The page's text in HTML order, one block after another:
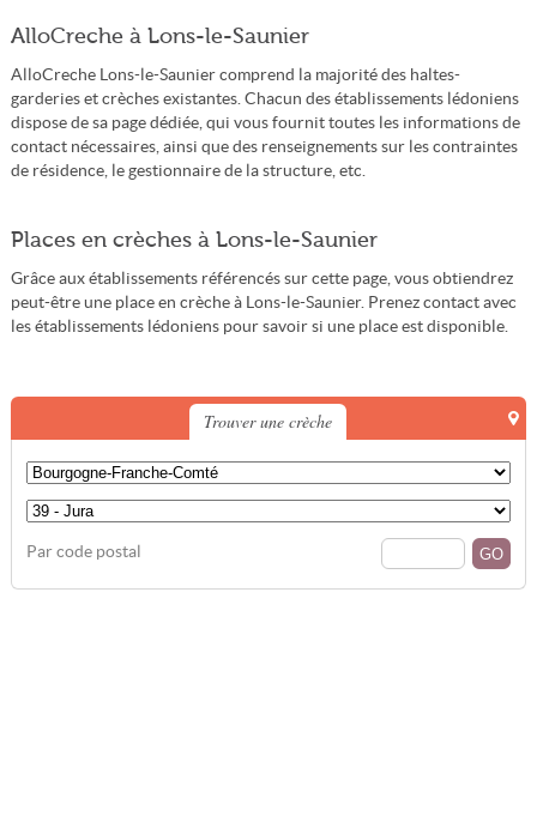
AlloCreche à Lons-le-Saunier
AlloCreche Lons-le-Saunier comprend la majorité des haltes-
garderies et crèches existantes. Chacun des établissements lédoniens
dispose de sa page dédiée, qui vous fournit toutes les informations de
contact nécessaires, ainsi que des renseignements sur les contraintes
de résidence, le gestionnaire de la structure, etc.
Places en crèches à Lons-le-Saunier
Grâce aux établissements référencés sur cette page, vous obtiendrez
peut-être une place en crèche à Lons-le-Saunier. Prenez contact avec
les établissements lédoniens pour savoir si une place est disponible.
Trouver une crèche
Par code postal